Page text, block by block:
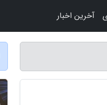
آخرین اخبار